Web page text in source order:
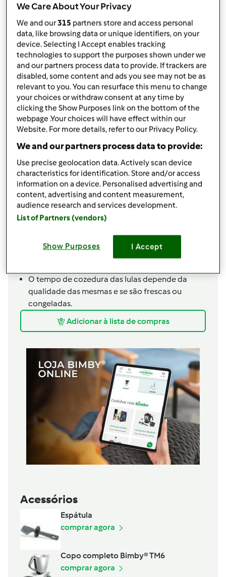
Ingredientes
150g cebola
2 dentes de alho
90gcenoura,cortada em pedaços
330gtomate, maduro
50gpimento verde
15 g coentros
50 g azeite
1 folha de louro
500 g lulas cortadas às rodelas
120gvinho branco
50gpolpa de tomate
2c. chá demostarda
Sal q.b.
gágua
O tempo de cozedura das lulas depende da
qualidade das mesmas e se são frescas ou
congeladas.
Adicionar à lista de compras
Acessórios
Espátula
comprar agora
Copo completo Bimby® TM6
comprar agora
We Care About Your Privacy
We and our315 partners store and access personal
data, like browsing data or unique identifiers, on your
device. Selecting I Accept enables tracking
technologies to support the purposes shown under we
and our partners process data to provide. If trackers are
disabled, some content and ads you see may not be as
relevant to you. You can resurface this menu to change
your choices or withdraw consent at any time by
clicking the Show Purposes link on the bottom of the
webpage .Your choices will have effect within our
Website. For more details, refer to our Privacy Policy.
We and our partners process data to provide:
Use precise geolocation data. Actively scan device
characteristics for identification. Store and/or access
information on a device. Personalised advertising and
content, advertising and content measurement,
audience research and services development.
List of Partners (vendors)
Show Purposes I Accept